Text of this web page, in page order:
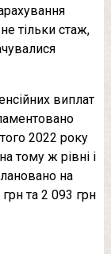
тільки стаж,
виплат
2022 року
тому ж рівні і
на
та 2 093 грн